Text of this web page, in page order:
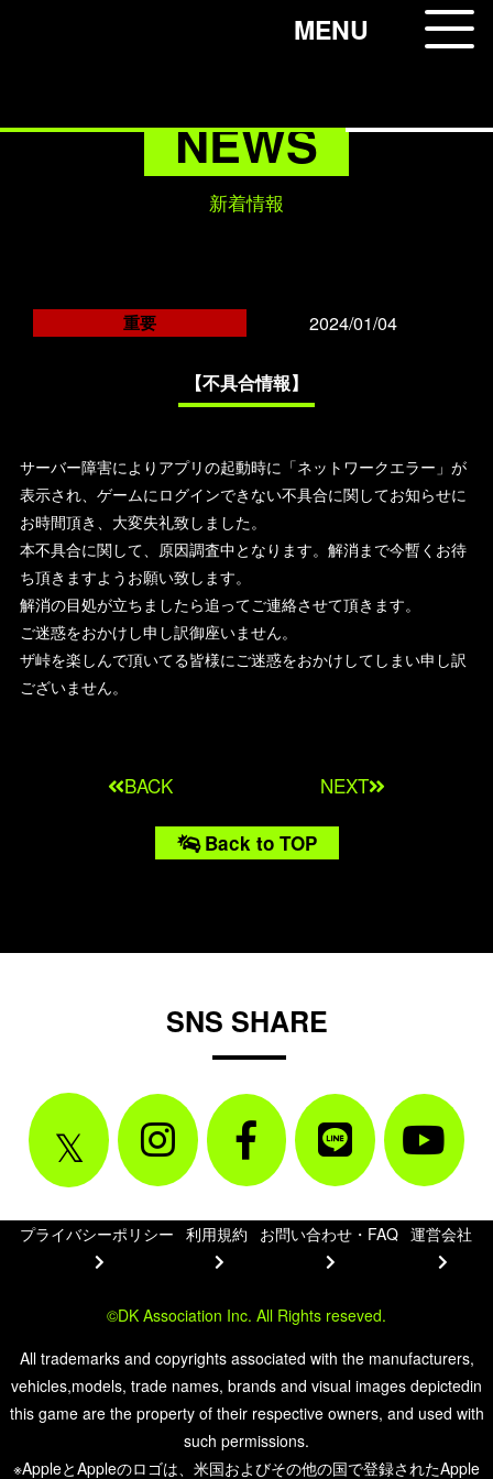
MENU
ツ
NEWS
新着情報
重要 2024/01/04
【不具合情報】
サーバー障害によりアプリの起動時に「ネットワークエラー」が
表示され、ゲームにログインできない不具合に関してお知らせに
お時間頂き、大変失礼致しました。
本不具合に関して、原因調査中となります。解消まで今暫くお待
ち頂きますようお願い致します。
解消の目処が立ちましたら追ってご連絡させて頂きます。
ご迷惑をおかけし申し訳御座いません。
ザ峠を楽しんで頂いてる皆様にご迷惑をおかけしてしまい申し訳
ございません。
BACK NEXT
Back to TOP
SNS SHARE
プライバシーポリシー 利用規約 お問い合わせ・FAQ 運営会社
©DK Association Inc. All Rights reseved.
All trademarks and copyrights associated with the manufacturers,
vehicles,models, trade names, brands and visual images depictedin
this game are the property of their respective owners, and used with
such permissions.
※AppleとAppleのロゴは、米国およびその他の国で登録されたApple